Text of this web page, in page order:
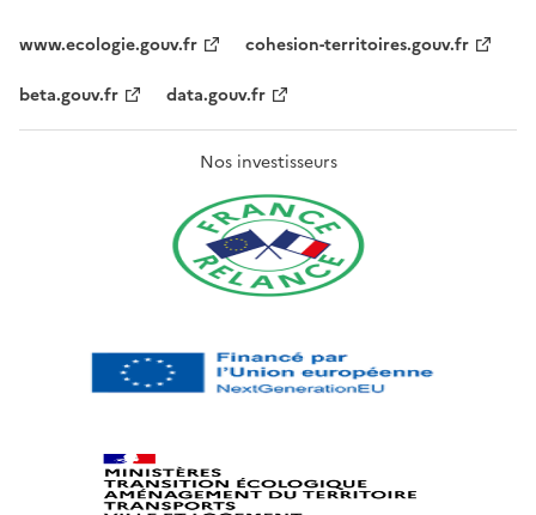
www.ecologie.gouv.fr
cohesion-territoires.gouv.fr
beta.gouv.fr
data.gouv.fr
Nos investisseurs